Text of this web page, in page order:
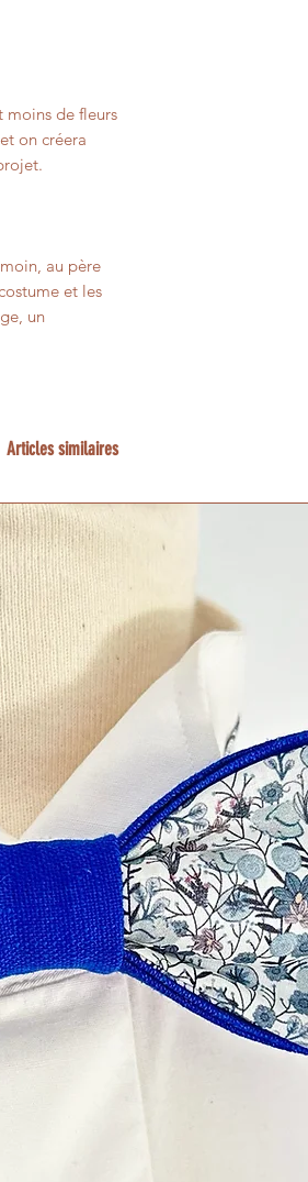
moins de fleurs
on créera
au père
et les
un
Articles similaires